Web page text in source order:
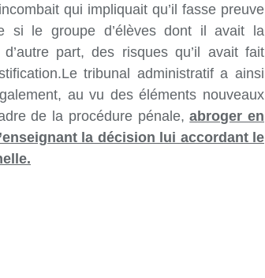
qui impliquait qu’il fasse preuve
si le groupe d’élèves dont il avait la
part, des risques qu’il avait fait
Le tribunal administratif a ainsi
au vu des éléments nouveaux
de la procédure pénale,abroger en
la décision lui accordant le